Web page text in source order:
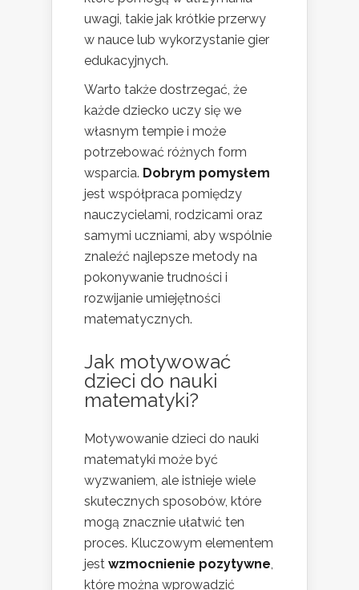
uwagi, takie jak krótkie przerwy
w nauce lub wykorzystanie gier
edukacyjnych.
Warto także dostrzegać, że
każde dziecko uczy się we
własnym tempie i może
potrzebować różnych form
wsparcia. Dobrym pomysłem
jest współpraca pomiędzy
nauczycielami, rodzicami oraz
samymi uczniami, aby wspólnie
znaleźć najlepsze metody na
pokonywanie trudności i
rozwijanie umiejętności
matematycznych.
Jak motywować
dzieci do nauki
matematyki?
Motywowanie dzieci do nauki
matematyki może być
wyzwaniem, ale istnieje wiele
skutecznych sposobów, które
mogą znacznie ułatwić ten
proces. Kluczowym elementem
jest wzmocnienie pozytywne,
które można wprowadzić